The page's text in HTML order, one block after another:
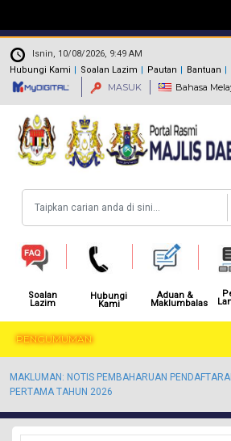
.
Isnin, 10/08/2026, 9:49 AM
Hubungi Kami
Soalan Lazim Pautan Bantuan
MASUK Bahasa
Soalan
Lazim
Hubungi
Kami
Aduan &
Maklumbalas
PENGUMUMAN
MAKLUMAN: NOTIS PEMBAHARUAN
PERTAMA TAHUN 2026